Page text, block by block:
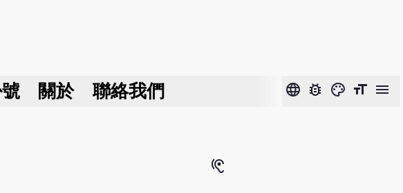
關於 聯絡我們 language bug_report color_lens format_size menu
hearing